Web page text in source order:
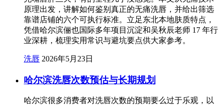
原理出发，讲解如何鉴别真正的无痛洗唇，并给出筛选
靠谱店铺的六个可执行标准。立足东北本地肤质特点，
凭借哈尔滨俪也国际多年项目沉淀和吴秋辰老师 17 年行
业深耕，梳理实用常识与避坑要点供大家参考。
洗唇 2026年5月23日
哈尔滨洗唇次数预估与长期规划
哈尔滨很多消费者对洗唇次数的预期要么过于乐观，以